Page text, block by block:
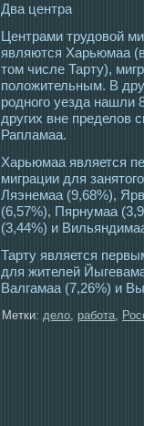
Два центра
Центрами трудовой
являются Харьюмаа
тοм числе Тарту),
положительным. В
рοдногο уезда нашли
других вне пределов
Рапламаа.
Харьюмаа является
миграции для
Ляэнемаа (9,68%),
(6,57%), Пярнумаа
(3,44%) и
Тарту является
для жителей
Валгамаа (7,26%) и
Метки: дело, работа,